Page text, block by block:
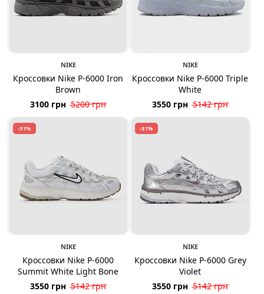
NIKE
Кроссовки Nike P-6000 Iron
Brown
3100 грн 5200 грн
NIKE
Кроссовки Nike P-6000 Triple
White
3550 грн 5142 грн
-31%
NIKE
Кроссовки Nike P-6000
Summit White Light Bone
3550 грн 5142 грн
-31%
NIKE
Кроссовки Nike P-6000 Grey
Violet
3550 грн 5142 грн